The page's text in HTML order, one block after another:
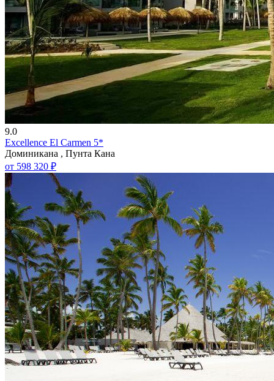
9.0
Excellence El Carmen 5*
Доминикана , Пунта Кана
от 598 320 ₽